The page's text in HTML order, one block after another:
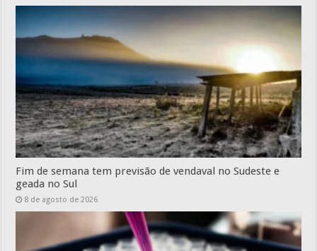
Fim de semana tem previsão de vendaval no Sudeste e
geada no Sul
8 de agosto de 2026